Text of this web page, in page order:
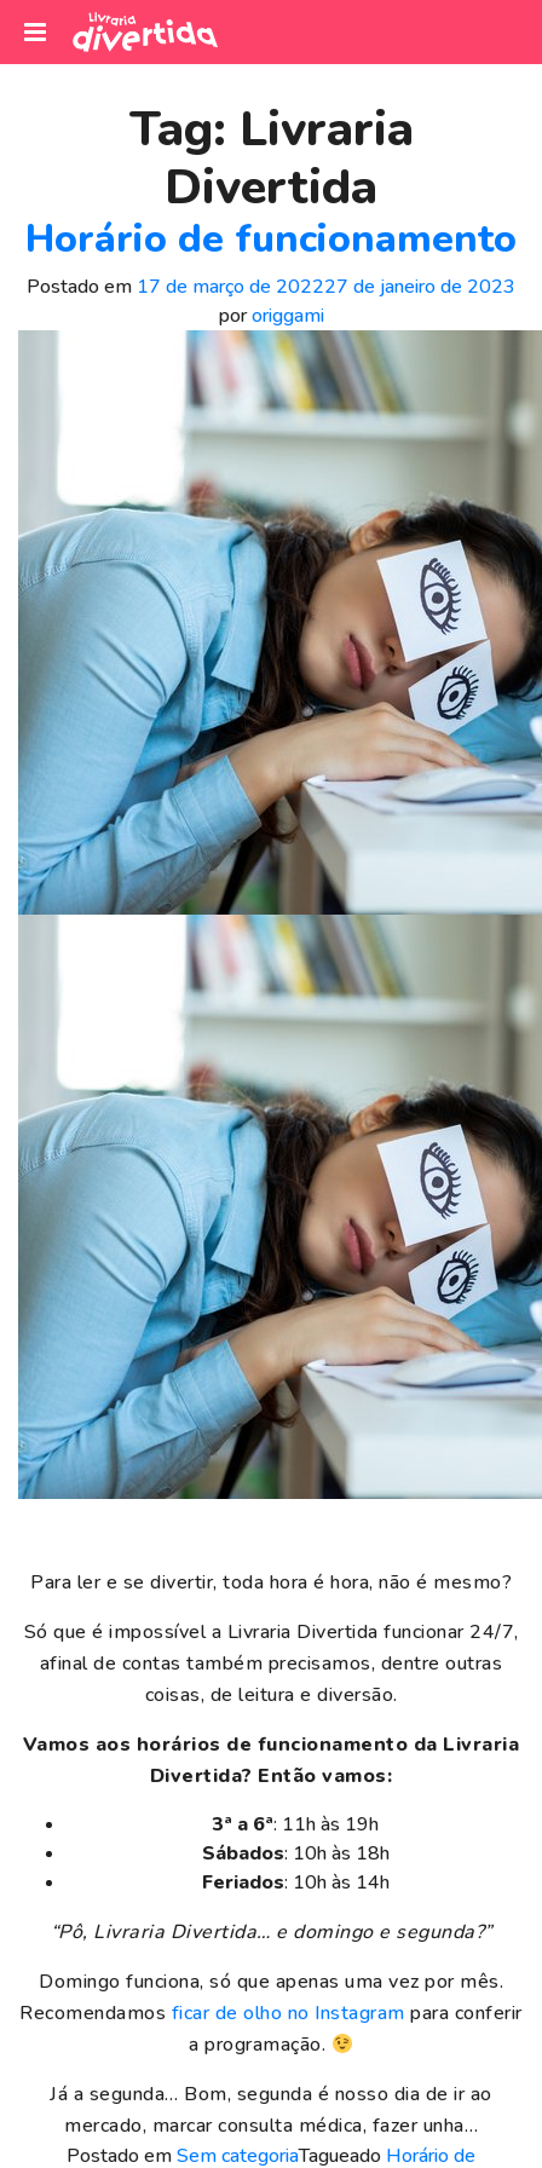
Tag: Livraria
Divertida
Horário de funcionamento
Postado em 17 de março de 202227 de janeiro de 2023
pororiggami
Para ler e se divertir, toda hora é hora, não é mesmo?
Só que é impossível a Livraria Divertida funcionar 24/7,
afinal de contas também precisamos, dentre outras
coisas, de leitura e diversão.
Vamos aos horários de funcionamento da Livraria
Divertida? Então vamos:
3ª a 6ª: 11h às 19h
Sábados: 10h às 18h
Feriados: 10h às 14h
“Pô, Livraria Divertida… e domingo e segunda?”
Domingo funciona, só que apenas uma vez por mês.
Recomendamos ficar de olho no Instagram para conferir
a programação.
Já a segunda… Bom, segunda é nosso dia de ir ao
mercado, marcar consulta médica, fazer unha…
Postado emSem categoriaTagueado Horário de